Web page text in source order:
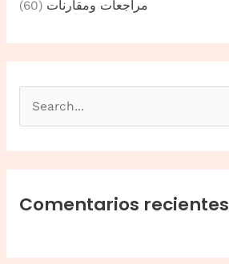
مراجعات ومقارنات (60)
u
c
a
Comentarios recientes